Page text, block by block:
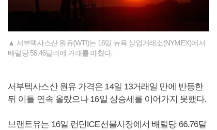
▲ 서부텍사스산 원유(WTI)는 16일 뉴욕 상업거래소(NYMEX)에서
배럴당 56.46달러에 거래를 마쳤다.
서부텍사스산 원유 가격은 14일 13거래일 만에 반등한
뒤 이틀 연속 올랐으나 16일 상승세를 이어가지 못했다.
브랜트유는 16일 런던ICE선물시장에서 배럴당 66.76달